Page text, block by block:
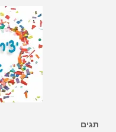
תגים